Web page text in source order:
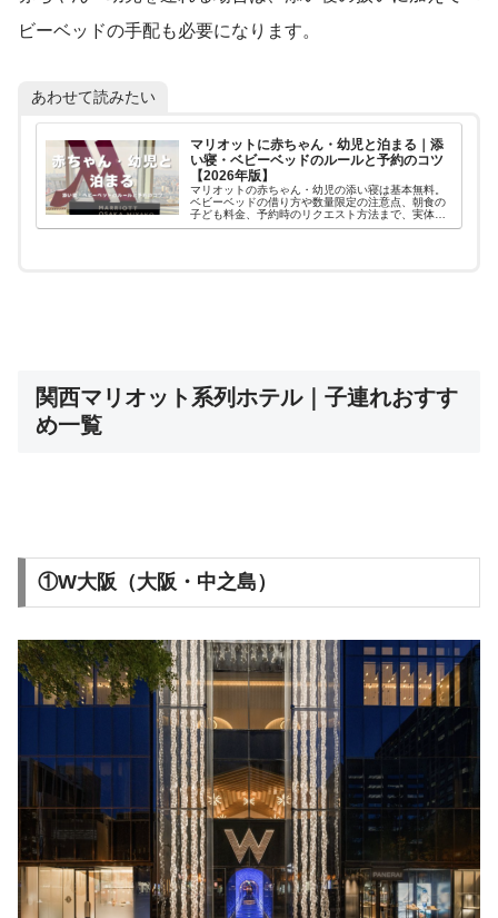
ビーベッドの手配も必要になります。
あわせて読みたい
マリオットに赤ちゃん・幼児と泊まる｜添
い寝・ベビーベッドのルールと予約のコツ
【2026年版】
マリオットの赤ちゃん・幼児の添い寝は基本無料。
ベビーベッドの借り方や数量限定の注意点、朝食の
子ども料金、予約時のリクエスト方法まで、実体験
をもとにやさしくまとめました。
関西マリオット系列ホテル｜子連れおすす
め一覧
①W大阪（大阪・中之島）